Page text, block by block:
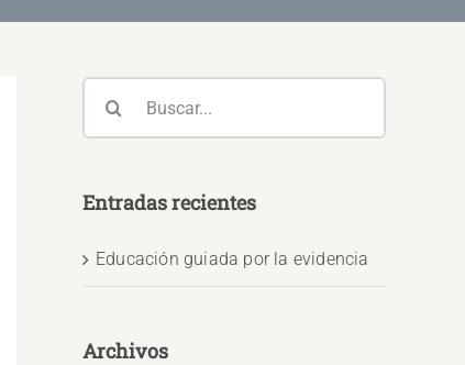
Entradas recientes
Educación guiada por la evidencia
Archivos